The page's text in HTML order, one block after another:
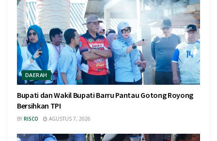
DAERAH
Bupati dan Wakil Bupati Barru Pantau Gotong Royong
Bersihkan TPI
BY RISCO AGUSTUS 7, 2026